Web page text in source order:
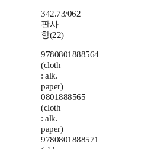
342.73/062
판사
항(22)
9780801888564
(cloth
: alk.
paper)
0801888565
(cloth
: alk.
paper)
9780801888571